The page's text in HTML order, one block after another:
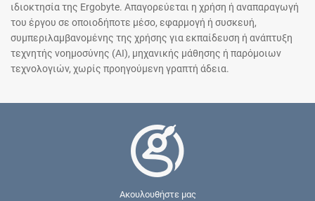
ιδιοκτησία της Ergobyte. Απαγορεύεται η χρήση ή αναπαραγωγή
του έργου σε οποιοδήποτε μέσο, εφαρμογή ή συσκευή,
συμπεριλαμβανομένης της χρήσης για εκπαίδευση ή ανάπτυξη
τεχνητής νοημοσύνης (AI), μηχανικής μάθησης ή παρόμοιων
τεχνολογιών, χωρίς προηγούμενη γραπτή άδεια.
Ακουλουθήστε μας